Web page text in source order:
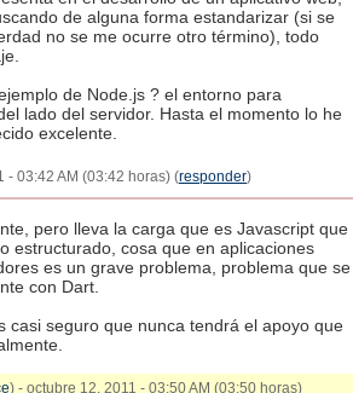
de alguna forma estandarizar (si se
no se me ocurre otro término), todo
de Node.js ? el entorno para
lado del servidor. Hasta el momento lo he
excelente.
- 03:42 AM (03:42 horas) (responder)
pero lleva la carga que es Javascript que
estructurado, cosa que en aplicaciones
es un grave problema, problema que se
con Dart.
casi seguro que nunca tendrá el apoyo que
) - octubre 12, 2011 - 03:50 AM (03:50 horas)